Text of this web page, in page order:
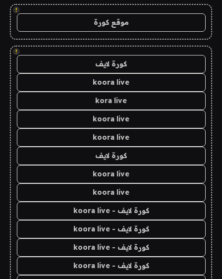
!
موقع كورة
!
كورة لايف
koora live
kora live
koora live
koora live
كورة لايف
koora live
koora live
كورة لايف - koora live
كورة لايف - koora live
كورة لايف - koora live
كورة لايف - koora live